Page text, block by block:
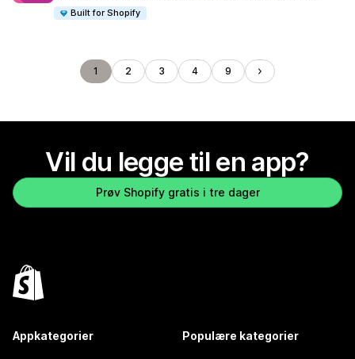
Built for Shopify
1 2 3 4 9
Vil du legge til en app?
Prøv Shopify gratis i tre dager
Appkategorier Populære kategorier